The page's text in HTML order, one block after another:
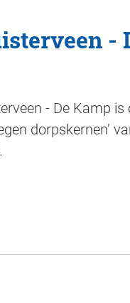
-
- De Kamp is
dorpskernen’